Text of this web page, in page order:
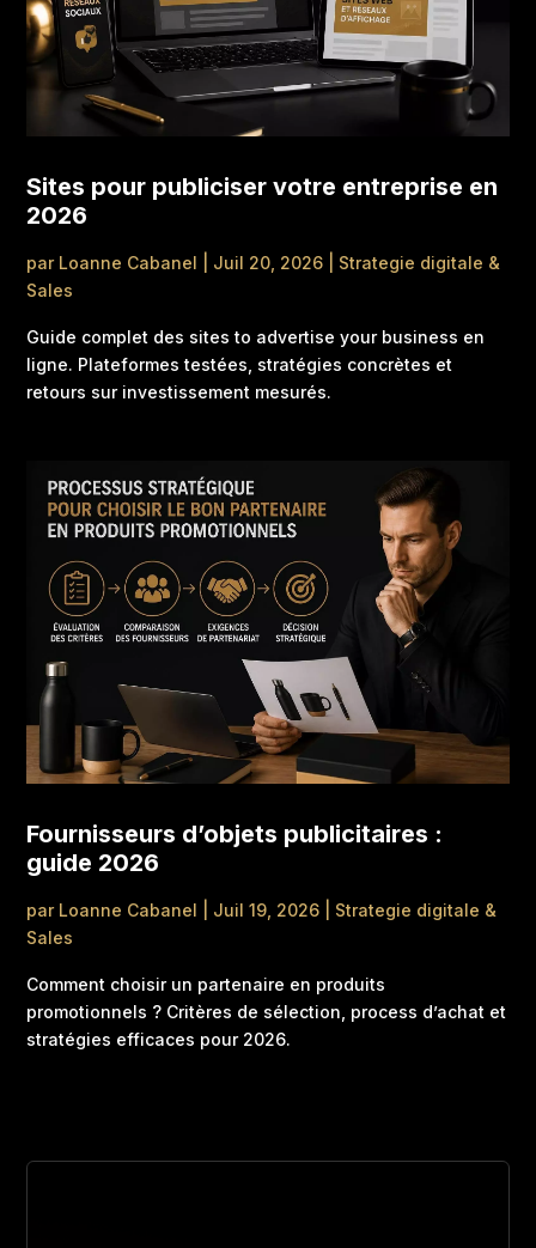
Sites pour publiciser votre entreprise en
2026
par Loanne Cabanel Juil 20, 2026
Strategie digitale &
Sales
Guide complet des sites to advertise your business en
ligne. Plateformes testées, stratégies concrètes et
retours sur investissement mesurés.
Fournisseurs d’objets publicitaires :
guide 2026
par Loanne Cabanel Juil 19, 2026
Strategie digitale &
Sales
Comment choisir un partenaire en produits
promotionnels ? Critères de sélection, process d’achat et
stratégies efficaces pour 2026.